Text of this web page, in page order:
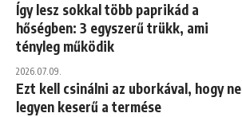
Így lesz sokkal több paprikád a
hőségben: 3 egyszerű trükk, ami
tényleg működik
2026.07.09.
Ezt kell csinálni az uborkával, hogy ne
legyen keserű a termése